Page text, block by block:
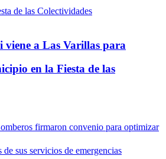
a Las Varillas para
en la Fiesta de las